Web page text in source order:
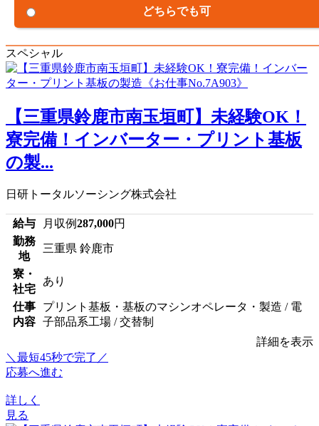
どちらでも可
スペシャル
【三重県鈴鹿市南玉垣町】未経験OK！
寮完備！インバーター・プリント基板
の製...
日研トータルソーシング株式会社
給与 月収例287,000円
勤務
地
三重県 鈴鹿市
寮・
社宅
あり
仕事
内容
プリント基板・基板のマシンオペレータ・製造 / 電
子部品系工場 / 交替制
詳細を表示
＼最短45秒で完了／
応募へ進む
詳しく
見る